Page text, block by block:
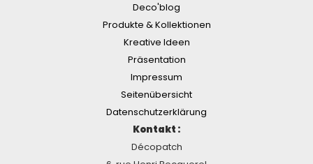
Deco'blog
Produkte & Kollektionen
Kreative Ideen
Präsentation
Impressum
Seitenübersicht
Datenschutzerklärung
Kontakt :
Décopatch